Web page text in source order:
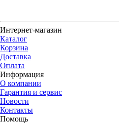
Интернет-магазин
Каталог
Корзина
Доставка
Оплата
Информация
О компании
Гарантия и сервис
Новости
Контакты
Помощь